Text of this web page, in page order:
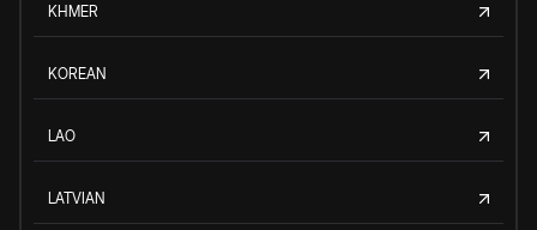
KHMER
KOREAN
LAO
LATVIAN